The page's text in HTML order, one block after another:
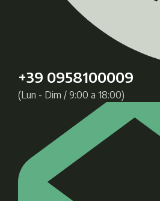
+39 0958100009
(Lun - Dim / 9:00 a 18:00)